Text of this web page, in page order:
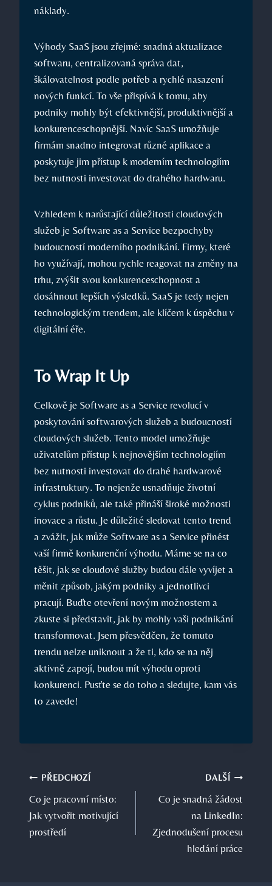
náklady.
Výhody SaaS jsou zřejmé: snadná aktualizace
softwaru, centralizovaná správa dat,
škálovatelnost podle potřeb a rychlé nasazení
nových funkcí. To vše přispívá k tomu, aby
podniky mohly být efektivnější, produktivnější a
konkurenceschopnější. Navíc SaaS umožňuje
firmám snadno integrovat různé aplikace a
poskytuje jim přístup k moderním technologiím
bez nutnosti investovat do drahého hardwaru.
Vzhledem k narůstající důležitosti cloudových
služeb je Software as a Service bezpochyby
budoucností moderního podnikání. Firmy, které
ho využívají, mohou rychle reagovat na změny na
trhu, zvýšit svou konkurenceschopnost a
dosáhnout lepších výsledků. SaaS je tedy nejen
technologickým trendem, ale klíčem k úspěchu v
digitální éře.
To Wrap It Up
Celkově je Software as a Service revolucí v
poskytování softwarových služeb a budoucností
cloudových služeb. Tento model umožňuje
uživatelům přístup k nejnovějším technologiím
bez nutnosti investovat do drahé hardwarové
infrastruktury. To nejenže usnadňuje životní
cyklus podniků, ale také přináší široké možnosti
inovace a růstu. Je důležité sledovat tento trend
a zvážit, jak může Software as a Service přinést
vaší firmě konkurenční výhodu. Máme se na co
těšit, jak se cloudové služby budou dále vyvíjet a
měnit způsob, jakým podniky a jednotlivci
pracují. Buďte otevření novým možnostem a
zkuste si představit, jak by mohly vaši podnikání
transformovat. Jsem přesvědčen, že tomuto
trendu nelze uniknout a že ti, kdo se na něj
aktivně zapojí, budou mít výhodu oproti
konkurenci. Pusťte se do toho a sledujte, kam vás
to zavede!
Navigace
pro
příspěvek
PŘEDCHOZÍ
Co je pracovní místo:
Jak vytvořit motivující
prostředí
DALŠÍ
Co je snadná žádost
na LinkedIn:
Zjednodušení procesu
hledání práce